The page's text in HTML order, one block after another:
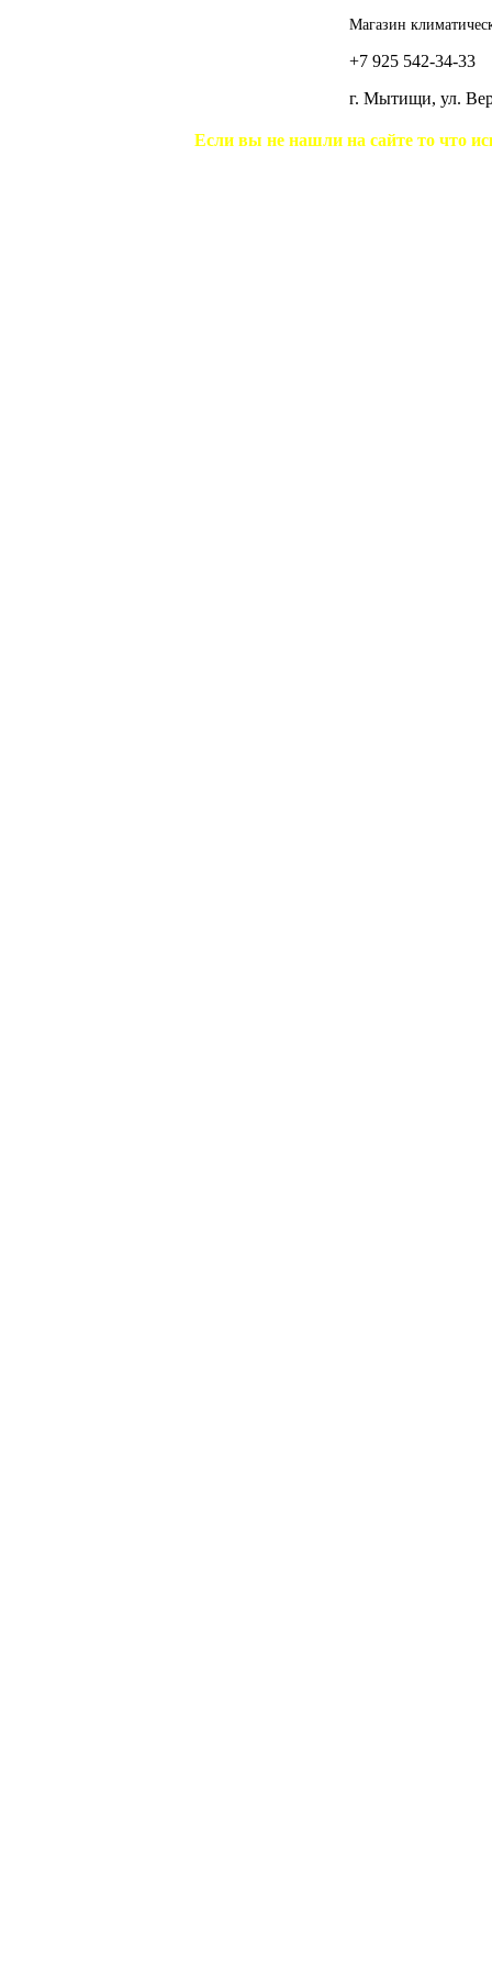
Магазин
+7 925 542-34-33
г. Мытищи, ул.
Если вы не нашли на сайте то что